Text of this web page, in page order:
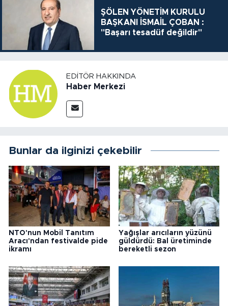
ŞÖLEN YÖNETİM KURULU
BAŞKANI İSMAİL ÇOBAN :
"Başarı tesadüf değildir"
EDITÖR HAKKINDA
Haber Merkezi
Bunlar da ilginizi çekebilir
NTO'nun Mobil Tanıtım
Aracı'ndan festivalde pide
ikramı
Yağışlar arıcıların yüzünü
güldürdü: Bal üretiminde
bereketli sezon